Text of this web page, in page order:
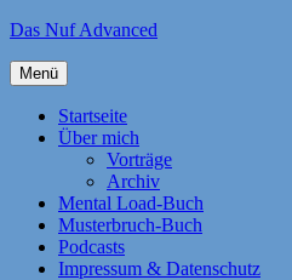
Zum
springen
Das Nuf Advanced
Menü
Startseite
Über mich
Vorträge
Archiv
Mental Load-Buch
Musterbruch-Buch
Podcasts
Impressum & Datenschutz